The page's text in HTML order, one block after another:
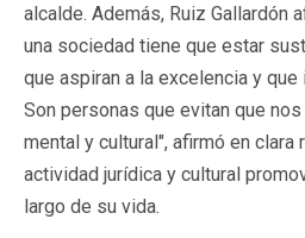
alcalde. Además, Ruiz Gallardón
una sociedad tiene que estar
que aspiran a la excelencia y que
Son personas que evitan que
mental y cultural", afirmó en clara
actividad jurídica y cultural
largo de su vida.